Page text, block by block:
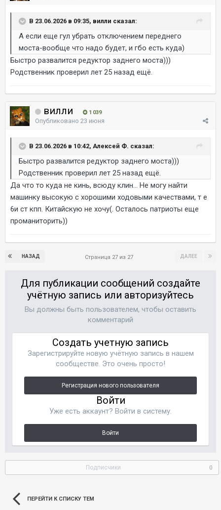
В 23.06.2026 в 09:35, вилли сказал:
А если еще гул убрать отключением переднего
моста-вообще что надо будет, и гбо есть куда)
Быстро развалится редуктор заднего моста)))
Родственник проверил лет 25 назад ещё.
вилли 1 039
Опубликовано 23 июня
В 23.06.2026 в 10:42, Алексей Ф. сказал:
Быстро развалится редуктор заднего моста)))
Родственник проверил лет 25 назад ещё.
Да что то куда не кинь, всюду клин... Не могу найти
машинку высокую с хорошими ходовыми качествами, т е
6и ст кпп. Китайскую не хочу(. Осталось патриоты еще
проманиторить))
НАЗАД ДАЛЕЕ
Страница 27 из 27
Для публикации сообщений создайте
учётную запись или авторизуйтесь
Вы должны быть пользователем, чтобы оставить
комментарий
Создать учетную запись
Зарегистрируйте новую учётную запись в нашем
сообществе. Это очень просто!
Регистрация нового пользователя
Войти
Уже есть аккаунт? Войти в систему.
Войти
Подписчики 0
ПЕРЕЙТИ К СПИСКУ ТЕМ